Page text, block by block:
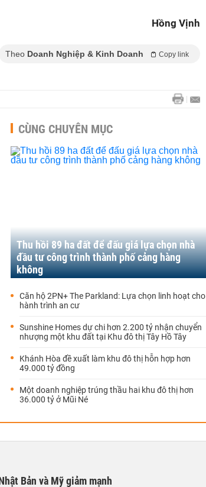
Hồng Vịnh
Theo Doanh Nghiệp & Kinh Doanh Copy link
CÙNG CHUYÊN MỤC
Thu hồi 89 ha đất để đấu giá lựa chọn nhà
đầu tư công trình thành phố cảng hàng
không
Căn hộ 2PN+ The Parkland: Lựa chọn linh hoạt cho
hành trình an cư
Sunshine Homes dự chi hơn 2.200 tỷ nhận chuyển
nhượng một khu đất tại Khu đô thị Tây Hồ Tây
Khánh Hòa đề xuất làm khu đô thị hỗn hợp hơn
49.000 tỷ đồng
Một doanh nghiệp trúng thầu hai khu đô thị hơn
36.000 tỷ ở Mũi Né
Bản và Mỹ giảm mạnh